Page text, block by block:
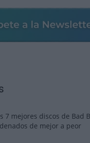
7 mejores discos de Bad
de mejor a peor